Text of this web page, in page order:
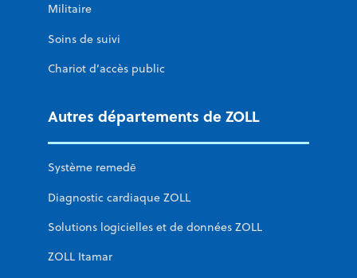
Militaire
Soins de suivi
Chariot d’accès public
Autres départements de ZOLL
Système remedē
Diagnostic cardiaque ZOLL
Solutions logicielles et de données ZOLL
ZOLL Itamar